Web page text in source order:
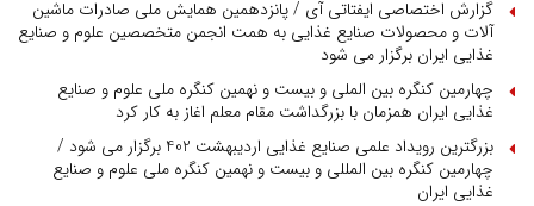
گزارش اختصاصی ایفتاتی آی / پانزدهمین همایش ملی صادرات ماشین
آلات و محصولات صنایع غذایی به همت انجمن متخصصین علوم و صنایع
غذایی ایران برگزار می شود
چهارمین کنگره بین الملی و بیست و نهمین کنگره ملی علوم و صنایع
غذایی ایران همزمان با بزرگداشت مقام معلم اغاز به کار کرد
بزرگترین رویداد علمی صنایع غذایی اردیبهشت 402 برگزار می شود /
چهارمین کنگره بین المللی و بیست و نهمین کنگره ملی علوم و صنایع
غذایی ایران